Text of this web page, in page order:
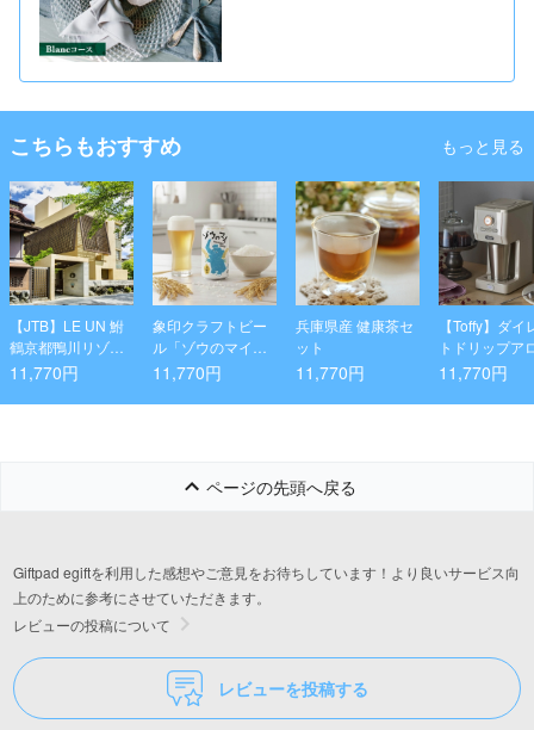
こちらもおすすめ もっと見る
【JTB】LE UN 鮒
鶴京都鴨川リゾー
ト ペアランチプ
11,770円
象印クラフトビー
ル「ゾウのマイ」
RICE UPCYCLED
セット
11,770円
兵庫県産 健康茶セ
ット
11,770円
【Toffy】ダイ
トドリップア
コーヒーメー
11,770円
ページの先頭へ戻る
Giftpad egiftを利用した感想やご意見をお待ちしています！より良いサービス向
上のために参考にさせていただきます。
レビューの投稿について
レビューを投稿する